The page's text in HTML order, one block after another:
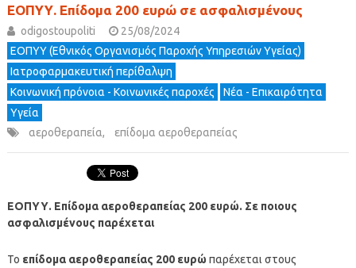
ΕΟΠΥΥ. Επίδομα 200 ευρώ σε ασφαλισμένους
odigostoupoliti
25/08/2024
ΕΟΠΥΥ (Εθνικός Οργανισμός Παροχής Υπηρεσιών Υγείας)
Ιατροφαρμακευτική περίθαλψη
Κοινωνική πρόνοια - Κοινωνικές παροχές
Νέα - Επικαιρότητα
Υγεία
αεροθεραπεία, επίδομα αεροθεραπείας
ΕΟΠΥΥ. Επίδομα αεροθεραπείας 200 ευρώ. Σε ποιους
ασφαλισμένους παρέχεται
Το επίδομα αεροθεραπείας 200 ευρώ παρέχεται στους